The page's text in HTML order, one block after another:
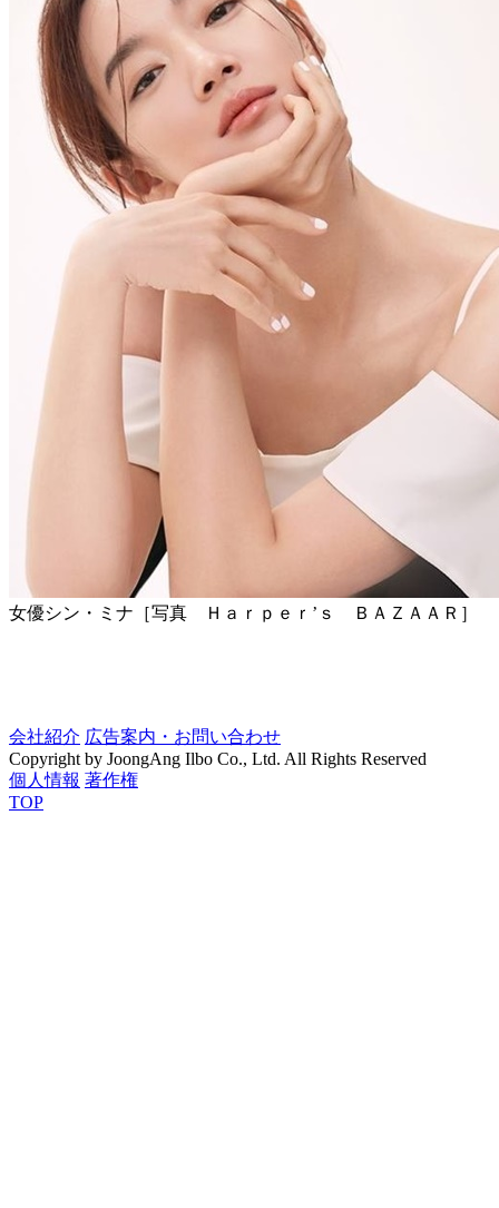
女優シン・ミナ［写真 Ｈａｒｐｅｒ’ｓ ＢＡＺＡＡＲ］
会社紹介 広告案内・お問い合わせ
Copyright by JoongAng Ilbo Co., Ltd. All Rights Reserved
個人情報 著作権
TOP